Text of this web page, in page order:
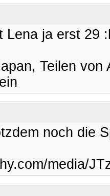
Lena ja erst 29
Teilen
noch die
media/